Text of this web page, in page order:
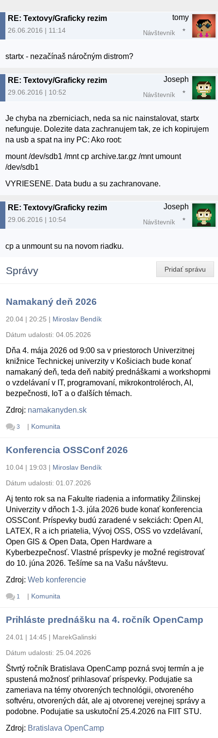
RE: Textovy/Graficky rezim
26.06.2016 | 11:14
tomy
Návštevník
startx - nezačínaš náročným distrom?
RE: Textovy/Graficky rezim
29.06.2016 | 10:52
Joseph
Návštevník
Je chyba na zberniciach, neda sa nic nainstalovat, startx
nefunguje. Dolezite data zachranujem tak, ze ich kopirujem
na usb a spat na iny PC: Ako root:
mount /dev/sdb1 /mnt cp archive.tar.gz /mnt umount
/dev/sdb1
VYRIESENE. Data budu a su zachranovane.
RE: Textovy/Graficky rezim
29.06.2016 | 10:54
Joseph
Návštevník
cp a unmount su na novom riadku.
Pridať správu
Správy
Namakaný deň 2026
20.04 | 20:25 | Miroslav Bendík
Dátum udalosti: 04.05.2026
Dňa 4. mája 2026 od 9:00 sa v priestoroch Univerzitnej
knižnice Technickej univerzity v Košiciach bude konať
namakaný deň, teda deň nabitý prednáškami a workshopmi
o vzdelávaní v IT, programovaní, mikrokontroléroch, AI,
bezpečnosti, IoT a o ďalších témach.
Zdroj: namakanyden.sk
3 | Komunita
Konferencia OSSConf 2026
10.04 | 19:03 | Miroslav Bendík
Dátum udalosti: 01.07.2026
Aj tento rok sa na Fakulte riadenia a informatiky Žilinskej
Univerzity v dňoch 1-3. júla 2026 bude konať konferencia
OSSConf. Príspevky budú zaradené v sekciách: Open AI,
LATEX, R a ich priatelia, Vývoj OSS, OSS vo vzdelávaní,
Open GIS & Open Data, Open Hardware a
Kyberbezpečnosť. Vlastné príspevky je možné registrovať
do 10. júna 2026. Tešíme sa na Vašu návštevu.
Zdroj: Web konferencie
1 | Komunita
Prihláste prednášku na 4. ročník OpenCamp
24.01 | 14:45 | MarekGalinski
Dátum udalosti: 25.04.2026
Štvrtý ročník Bratislava OpenCamp pozná svoj termín a je
spustená možnosť prihlasovať príspevky. Podujatie sa
zameriava na témy otvorených technológii, otvoreného
softvéru, otvorených dát, ale aj otvorenej verejnej správy a
podobne. Podujatie sa uskutoční 25.4.2026 na FIIT STU.
Zdroj: Bratislava OpenCamp